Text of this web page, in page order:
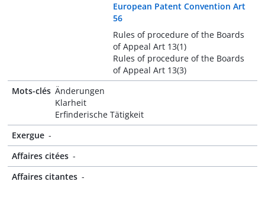
European Patent Convention Art
56
Rules of procedure of the Boards
of Appeal Art 13(1)
Rules of procedure of the Boards
of Appeal Art 13(3)
Mots-clés Änderungen
Klarheit
Erfinderische Tätigkeit
Exergue -
Affaires citées -
Affaires citantes -